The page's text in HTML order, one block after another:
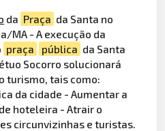
da Praça da Santa no
MA - A execução da
praça pública da Santa
Socorro solucionará
turismo, tais como:
da cidade - Aumentar a
hoteleira - Atrair o
circunvizinhas e turistas.